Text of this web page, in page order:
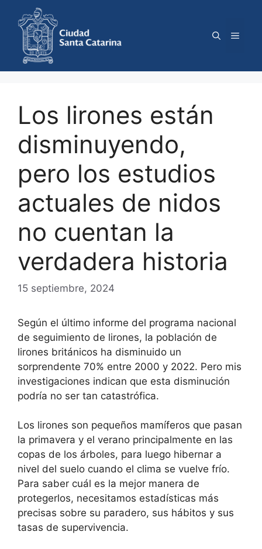
contenido
Menú
Los lirones están
disminuyendo,
pero los estudios
actuales de nidos
no cuentan la
verdadera historia
15 septiembre, 2024
Según el último informe del programa nacional
de seguimiento de lirones, la población de
lirones británicos ha disminuido un
sorprendente 70% entre 2000 y 2022. Pero mis
investigaciones indican que esta disminución
podría no ser tan catastrófica.
Los lirones son pequeños mamíferos que pasan
la primavera y el verano principalmente en las
copas de los árboles, para luego hibernar a
nivel del suelo cuando el clima se vuelve frío.
Para saber cuál es la mejor manera de
protegerlos, necesitamos estadísticas más
precisas sobre su paradero, sus hábitos y sus
tasas de supervivencia.